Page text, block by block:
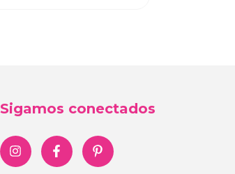
Sigamos conectados